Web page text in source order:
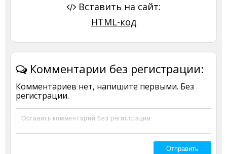
Вставить на сайт:
HTML-код
Комментарии без регистрации:
Комментариев нет, напишите первыми. Без
регистрации.